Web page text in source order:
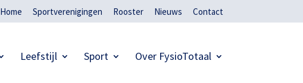
Home Sportverenigingen Rooster Nieuws Contact
Leefstijl Sport Over FysioTotaal